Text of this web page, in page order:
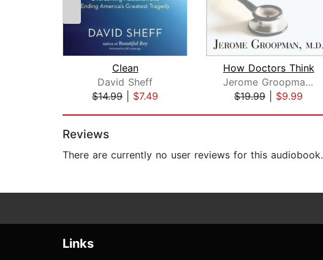
Clean
David Sheff
$14.99
$7.49
How Doctors Think
Jerome Groopman, M.D.
$19.99
$9.99
Reviews
There are currently no user reviews for this audiobook.
Links